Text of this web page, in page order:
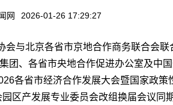
网 2026-01-26 17:29:27
会与北京各省市京地合作商务联合会
团、各省市央地合作促进办公室及中
各省市经济合作发展大会暨国家政策
区产发展专业委员会改组换届会议同